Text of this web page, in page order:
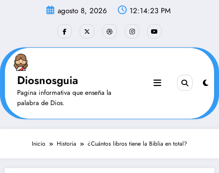
agosto 8, 2026 12:14:24 PM
Diosnosguia
Pagina informativa que enseña la
palabra de Dios.
Inicio Historia ¿Cuántos libros tiene la Biblia en total?